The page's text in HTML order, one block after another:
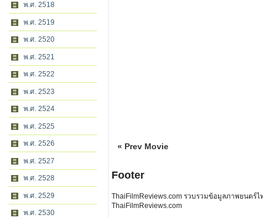
พ.ศ. 2518
พ.ศ. 2519
พ.ศ. 2520
พ.ศ. 2521
พ.ศ. 2522
พ.ศ. 2523
พ.ศ. 2524
พ.ศ. 2525
พ.ศ. 2526
พ.ศ. 2527
พ.ศ. 2528
พ.ศ. 2529
พ.ศ. 2530
« Prev Movie
Footer
ThaiFilmReviews.com รวบรวมข้อมูลภาพยนตร์
ThaiFilmReviews.com